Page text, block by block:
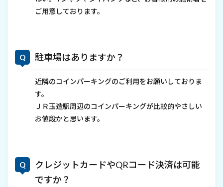
ご用意しております。
駐車場はありますか？
近隣のコインパーキングのご利用をお願いしておりま
す。
ＪＲ玉造駅周辺のコインパーキングが比較的やさしい
お値段かと思います。
クレジットカードやQRコード決済は可能
ですか？